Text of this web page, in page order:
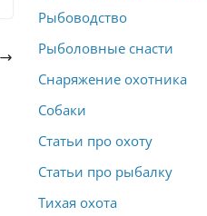
Рыбоводство
Рыболовные снасти
Снаряжение охотника
Собаки
Статьи про охоту
Статьи про рыбалку
Тихая охота